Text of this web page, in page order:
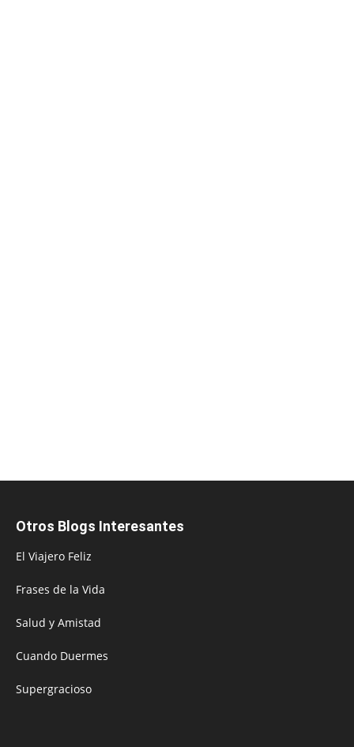
Otros Blogs Interesantes
El Viajero Feliz
Frases de la Vida
Salud y Amistad
Cuando Duermes
Supergracioso